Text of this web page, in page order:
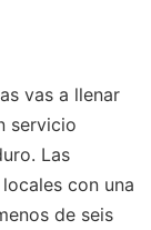
vas a llenar
servicio
Las
con una
de seis